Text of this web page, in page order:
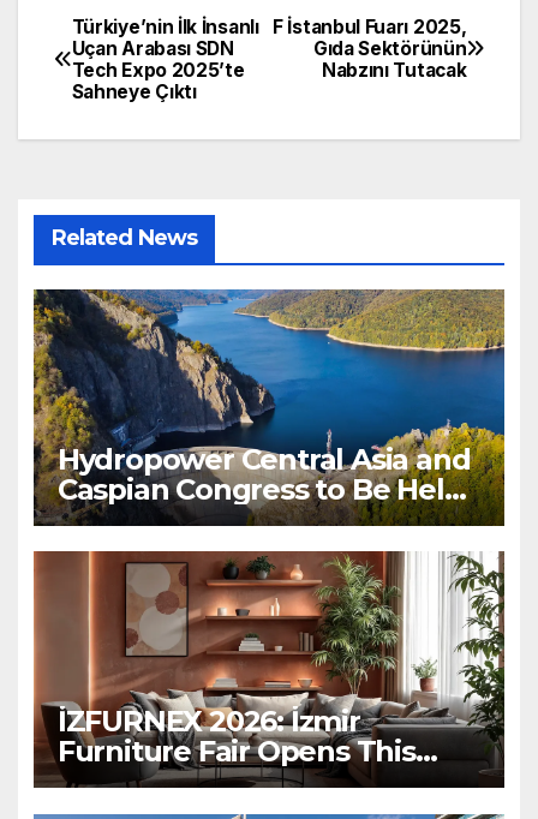
Post
navigation
F İstanbul Fuarı 2025,
Gıda Sektörünün
Nabzını Tutacak
Türkiye’nin İlk İnsanlı
Uçan Arabası SDN
Tech Expo 2025’te
Sahneye Çıktı
Related News
Hydropower Central Asia and
Caspian Congress to Be Held
in Bishkek
İZFURNEX 2026: İzmir
Furniture Fair Opens This
March